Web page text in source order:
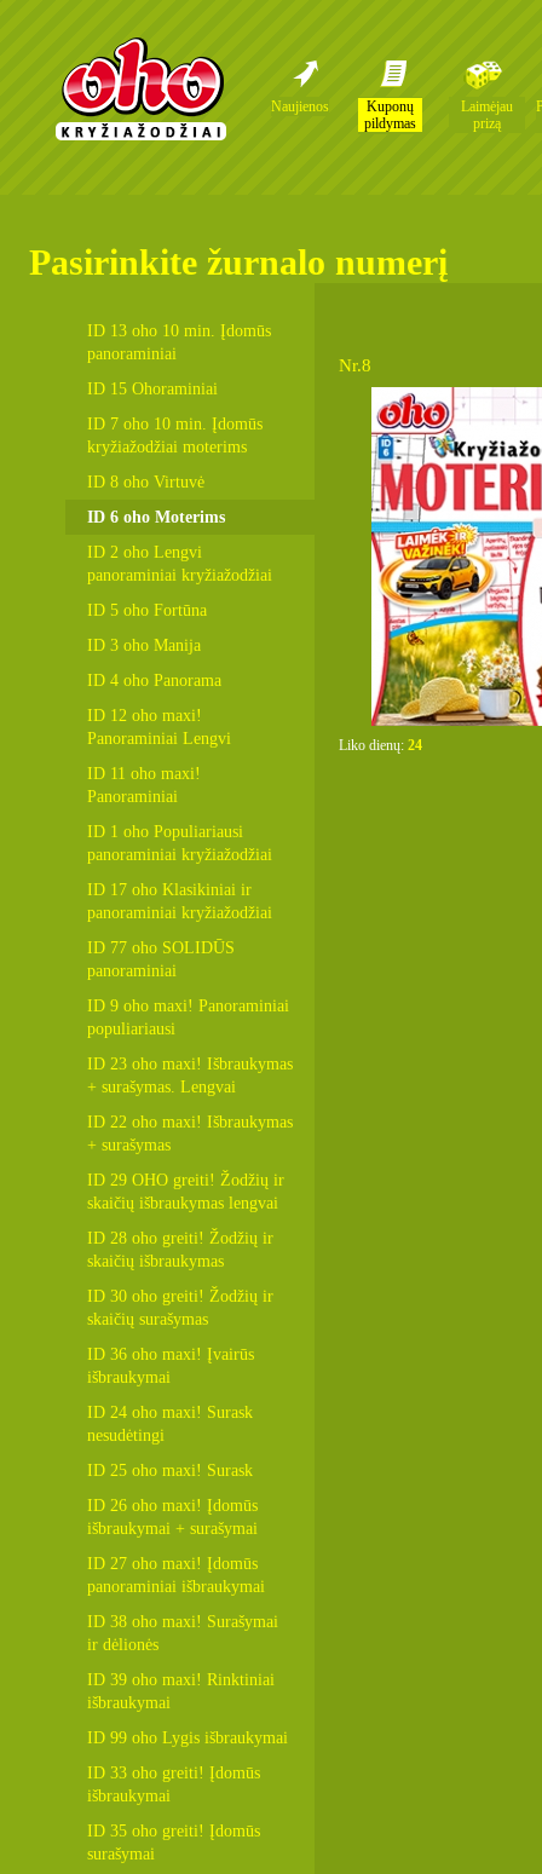
Naujienos
Kuponų
pildymas
Laimėjau
prizą
Pasirinkite žurnalo numerį
ID 13 oho 10 min. Įdomūs
panoraminiai
ID 15 Ohoraminiai
ID 7 oho 10 min. Įdomūs
kryžiažodžiai moterims
ID 8 oho Virtuvė
ID 6 oho Moterims
ID 2 oho Lengvi
panoraminiai kryžiažodžiai
ID 5 oho Fortūna
ID 3 oho Manija
ID 4 oho Panorama
ID 12 oho maxi!
Panoraminiai Lengvi
ID 11 oho maxi!
Panoraminiai
ID 1 oho Populiariausi
panoraminiai kryžiažodžiai
ID 17 oho Klasikiniai ir
panoraminiai kryžiažodžiai
ID 77 oho SOLIDŪS
panoraminiai
ID 9 oho maxi! Panoraminiai
populiariausi
ID 23 oho maxi! Išbraukymas
+ surašymas. Lengvai
ID 22 oho maxi! Išbraukymas
+ surašymas
ID 29 OHO greiti! Žodžių ir
skaičių išbraukymas lengvai
ID 28 oho greiti! Žodžių ir
skaičių išbraukymas
ID 30 oho greiti! Žodžių ir
skaičių surašymas
ID 36 oho maxi! Įvairūs
išbraukymai
ID 24 oho maxi! Surask
nesudėtingi
ID 25 oho maxi! Surask
ID 26 oho maxi! Įdomūs
išbraukymai + surašymai
ID 27 oho maxi! Įdomūs
panoraminiai išbraukymai
ID 38 oho maxi! Surašymai
ir dėlionės
ID 39 oho maxi! Rinktiniai
išbraukymai
ID 99 oho Lygis išbraukymai
ID 33 oho greiti! Įdomūs
išbraukymai
ID 35 oho greiti! Įdomūs
surašymai
Nr.8
Liko dienų: 24